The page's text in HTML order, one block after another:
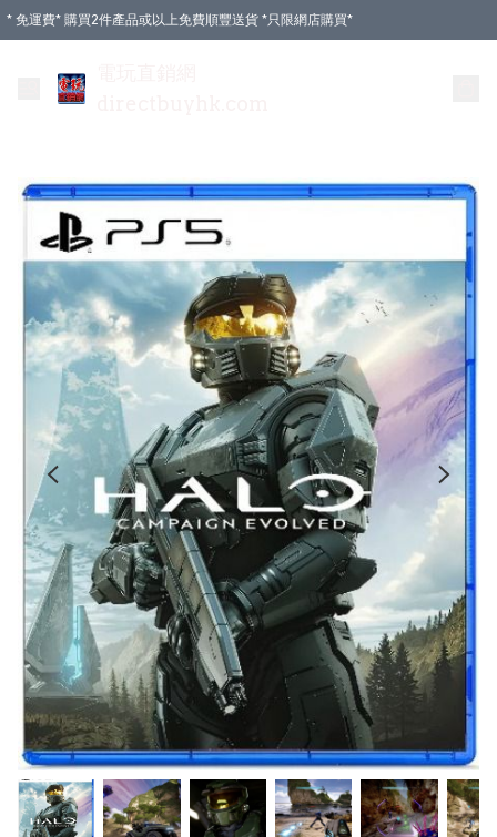
* 免運費* 購買2件產品或以上免費順豐送貨 *只限網店購買*